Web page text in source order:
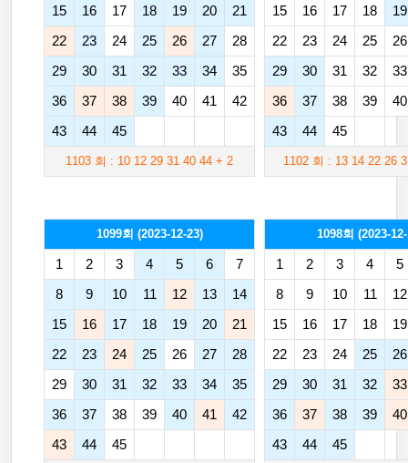
15 16 17 18 19 20 21
22 23 24 25 26 27 28
29 30 31 32 33 34 35
36 37 38 39 40 41 42
43 44 45
1103 회 : 10 12 29 31 40 44 + 2
15 16 17 18 19
22 23 24 25 26
29 30 31 32 33
36 37 38 39 40
43 44 45
1102 회 : 13 14 22 26
1099회 (2023-12-23)
1 2 3 4 5 6 7
8 9 10 11 12 13 14
15 16 17 18 19 20 21
22 23 24 25 26 27 28
29 30 31 32 33 34 35
36 37 38 39 40 41 42
43 44 45
1098회 (2023-
1 2 3 4 5
8 9 10 11 12
15 16 17 18 19
22 23 24 25 26
29 30 31 32 33
36 37 38 39 40
43 44 45